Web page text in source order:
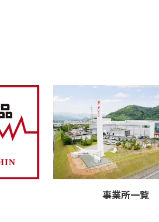
事業所一覧